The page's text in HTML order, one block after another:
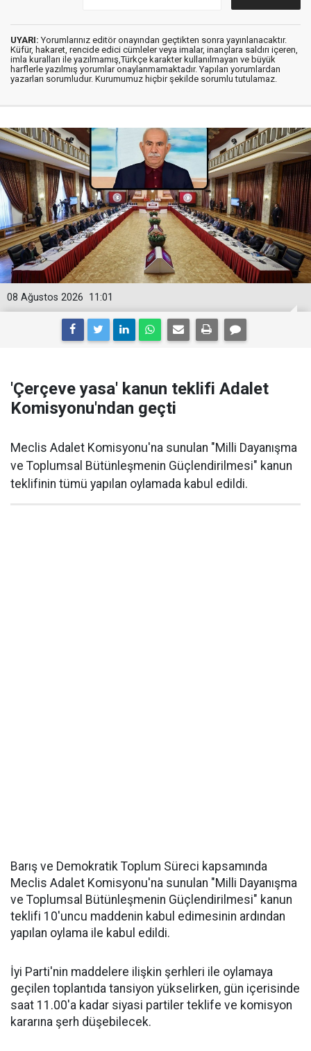
UYARI: Yorumlarınız editör onayından geçtikten sonra yayınlanacaktır.
Küfür, hakaret, rencide edici cümleler veya imalar, inançlara saldırı içeren,
imla kuralları ile yazılmamış,Türkçe karakter kullanılmayan ve büyük
harflerle yazılmış yorumlar onaylanmamaktadır. Yapılan yorumlardan
yazarları sorumludur. Kurumumuz hiçbir şekilde sorumlu tutulamaz.
11:01
08 Ağustos 2026
'Çerçeve yasa' kanun teklifi Adalet
Komisyonu'ndan geçti
Meclis Adalet Komisyonu'na sunulan "Milli Dayanışma
ve Toplumsal Bütünleşmenin Güçlendirilmesi" kanun
teklifinin tümü yapılan oylamada kabul edildi.
Barış ve Demokratik Toplum Süreci kapsamında
Meclis Adalet Komisyonu'na sunulan "Milli Dayanışma
ve Toplumsal Bütünleşmenin Güçlendirilmesi" kanun
teklifi 10'uncu maddenin kabul edimesinin ardından
yapılan oylama ile kabul edildi.
İyi Parti'nin maddelere ilişkin şerhleri ile oylamaya
geçilen toplantıda tansiyon yükselirken, gün içerisinde
saat 11.00'a kadar siyasi partiler teklife ve komisyon
kararına şerh düşebilecek.